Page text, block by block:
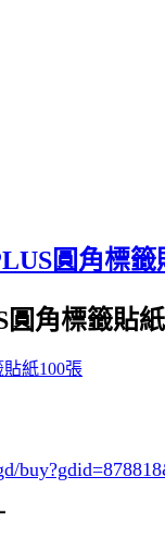
圓角標籤
圓角標籤貼
buy?gdid=878818